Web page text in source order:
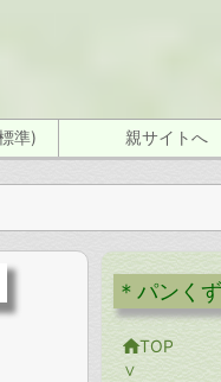
準) 親サイトへ
＊パンく
TOP
∨